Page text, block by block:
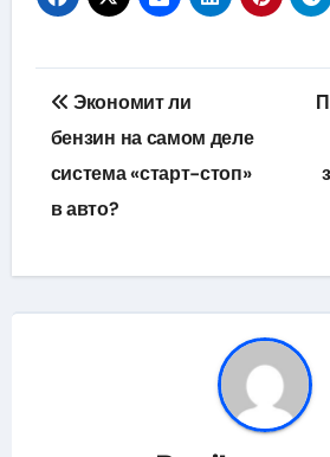
Навигация
по
записям
Экономит ли
бензин на самом деле
система «старт-стоп»
в авто?